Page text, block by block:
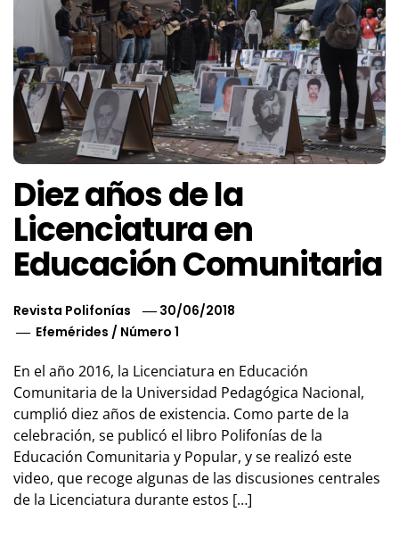
Diez años de la
Licenciatura en
Educación Comunitaria
Revista Polifonías
30/06/2018
Efemérides / Número 1
En el año 2016, la Licenciatura en Educación
Comunitaria de la Universidad Pedagógica Nacional,
cumplió diez años de existencia. Como parte de la
celebración, se publicó el libro Polifonías de la
Educación Comunitaria y Popular, y se realizó este
video, que recoge algunas de las discusiones centrales
de la Licenciatura durante estos […]